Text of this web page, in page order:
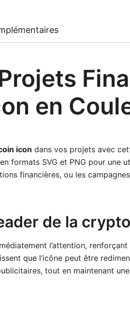
en
icon dans vos projets avec
formats SVG et PNG pour une
financières, ou les
de la
l’attention,
que l’icône peut être
tout en maintenant